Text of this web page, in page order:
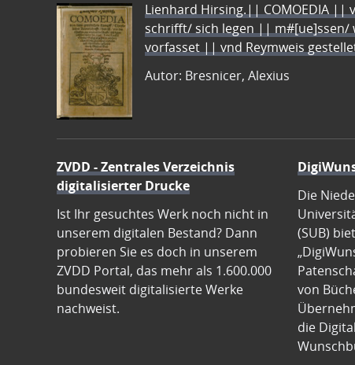
Lienhard Hirsing.|| COMOEDIA ||
schrifft/ sich legen || m#[ue]ssen/
vorfasset || vnd Reymweis
Autor: Bresnicer, Alexius
ZVDD - Zentrales Verzeichnis
digitalisierter Drucke
Ist Ihr gesuchtes Werk noch nicht in
unserem digitalen Bestand? Dann
probieren Sie es doch in unserem
ZVDD Portal, das mehr als 1.600.000
bundesweit digitalisierte Werke
nachweist.
Die
(SUB)
von
die